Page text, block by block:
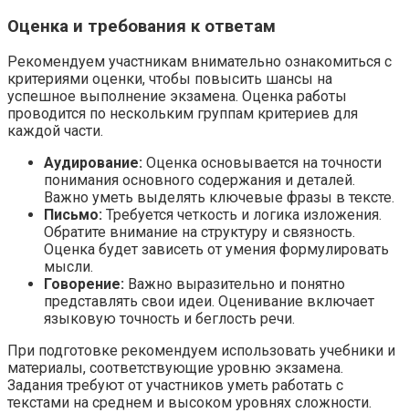
Оценка и требования к ответам
Рекомендуем участникам внимательно ознакомиться с
критериями оценки, чтобы повысить шансы на
успешное выполнение экзамена. Оценка работы
проводится по нескольким группам критериев для
каждой части.
Аудирование: Оценка основывается на точности
понимания основного содержания и деталей.
Важно уметь выделять ключевые фразы в тексте.
Письмо: Требуется четкость и логика изложения.
Обратите внимание на структуру и связность.
Оценка будет зависеть от умения формулировать
мысли.
Говорение: Важно выразительно и понятно
представлять свои идеи. Оценивание включает
языковую точность и беглость речи.
При подготовке рекомендуем использовать учебники и
материалы, соответствующие уровню экзамена.
Задания требуют от участников уметь работать с
текстами на среднем и высоком уровнях сложности.